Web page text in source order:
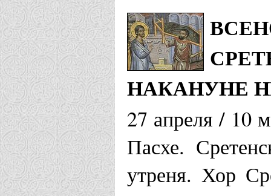
НАКАНУНЕ
27 апреля / 10
Пасхе.
утреня. Хор